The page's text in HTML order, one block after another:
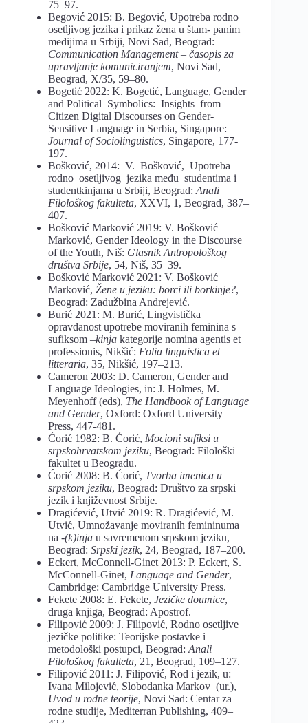
75–97.
Begović 2015: B. Begović, Upotreba rodno
osetljivog jezika i prikaz žena u štam- panim
medijima u Srbiji, Novi Sad, Beograd:
Communication Management– časopis za
upravljanje komuniciranjem, Novi Sad,
Beograd, X/35, 59–80.
Bogetić 2022: K. Bogetić, Language, Gender
and Political Symbolics: Insights from
Citizen Digital Discourses on Gender-
Sensitive Language in Serbia, Singapore:
Journal of Sociolinguistics, Singapore, 177-
197.
Bošković, 2014: V. Bošković, Upotreba
rodno osetljivog jezika među studentima i
studentkinjama u Srbiji, Beograd: Anali
Filološkog fakulteta, XXVI, 1, Beograd, 387–
407.
Bošković Marković 2019: V. Bošković
Marković, Gender Ideology in the Discourse
of the Youth, Niš: Glasnik Antropološkog
društva Srbije, 54, Niš, 35–39.
Bošković Marković 2021: V. Bošković
Marković, Žene u jeziku: borci ili borkinje?,
Beograd: Zadužbina Andrejević.
Burić 2021: M. Burić, Lingvistička
opravdanost upotrebe moviranih feminina s
sufiksom –kinja kategorije nomina agentis et
professionis, Nikšić: Folia linguistica et
litteraria, 35, Nikšić, 197–213.
Cameron 2003: D. Cameron, Gender and
Language Ideologies, in: J. Holmes, M.
Meyenhoff (eds), The Handbook of Language
and Gender, Oxford: Oxford University
Press, 447-481.
Ćorić 1982: B. Ćorić, Mocioni sufiksi u
srpskohrvatskom jeziku, Beograd: Filološki
fakultet u Beogradu.
Ćorić 2008: B. Ćorić, Tvorba imenica u
srpskom jeziku, Beograd: Društvo za srpski
jezik i književnost Srbije.
Dragićević, Utvić 2019: R. Dragićević, M.
Utvić, Umnožavanje moviranih femininuma
na -(k)inja u savremenom srpskom jeziku,
Beograd: Srpski jezik, 24, Beograd, 187–200.
Eckert, McConnell-Ginet 2013: P. Eckert, S.
McConnell-Ginet, Language and Gender,
Cambridge: Cambridge University Press.
Fekete 2008: E. Fekete, Jezičke doumice,
druga knjiga, Beograd: Apostrof.
Filipović 2009: J. Filipović, Rodno osetljive
jezičke politike: Teorijske postavke i
metodološki postupci, Beograd: Anali
Filološkog fakulteta, 21, Beograd, 109–127.
Filipović 2011: J. Filipović, Rod i jezik, u:
Ivana Milojević, Slobodanka Markov (ur.),
Uvod u rodne teorije, Novi Sad: Centar za
rodne studije, Mediterran Publishing, 409–